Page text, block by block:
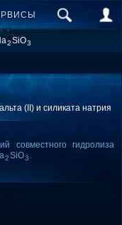
2SiO3
(II) и силиката натрия
совместного гидролиза
2SiO3 .